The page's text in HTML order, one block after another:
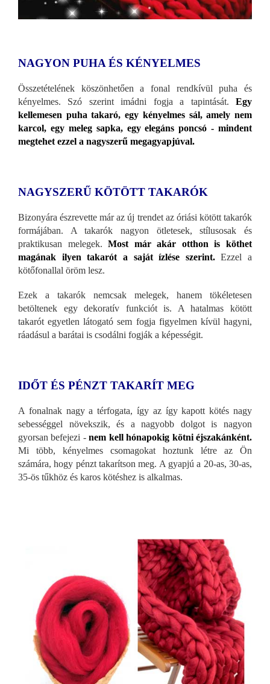
NAGYON PUHA ÉS KÉNYELMES
Összetételének köszönhetően a fonal rendkívül puha és
kényelmes. Szó szerint imádni fogja a tapintását. Egy
kellemesen puha takaró, egy kényelmes sál, amely nem
karcol, egy meleg sapka, egy elegáns poncsó - mindent
megtehet ezzel a nagyszerű megagyapjúval.
NAGYSZERŰ KÖTÖTT TAKARÓK
Bizonyára észrevette már az új trendet az óriási kötött takarók
formájában. A takarók nagyon ötletesek, stílusosak és
praktikusan melegek.Most már akár otthon is köthet
magának ilyen takarót a saját ízlése szerint.Ezzel a
kötőfonallal öröm lesz.
Ezek a takarók nemcsak melegek, hanem tökéletesen
betöltenek egy dekoratív funkciót is. A hatalmas kötött
takarót egyetlen látogató sem fogja figyelmen kívül hagyni,
ráadásul a barátai is csodálni fogják a képességit.
IDŐT ÉS PÉNZT TAKARÍT MEG
A fonalnak nagy a térfogata, így az így kapott kötés nagy
sebességgel növekszik, és a nagyobb dolgot is nagyon
gyorsan befejezi -nem kell hónapokig kötni éjszakánként.
Mi több, kényelmes csomagokat hoztunk létre az Ön
számára, hogy pénzt takarítson meg. A gyapjú a 20-as, 30-as,
35-ös tűkhöz és karos kötéshez is alkalmas.